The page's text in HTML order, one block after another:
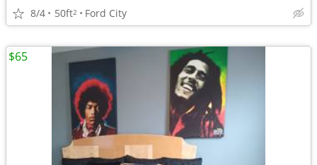
8/4 50ft2 Ford City
$65